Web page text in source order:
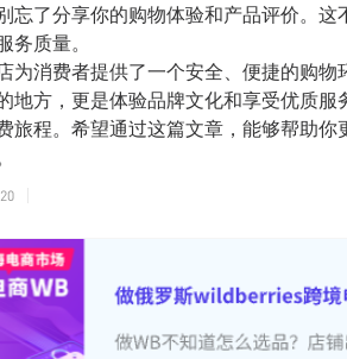
忘了分享你的购物体验和产品评价。
务质量。
为消费者提供了一个安全、便捷的购
地方，更是体验品牌文化和享受优质
旅程。希望通过这篇文章，能够帮助